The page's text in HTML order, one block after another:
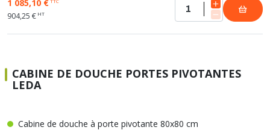
1 085,10 €
904,25 € HT
CABINE DE DOUCHE PORTES PIVOTANTES
LEDA
Cabine de douche à porte pivotante 80x80 cm